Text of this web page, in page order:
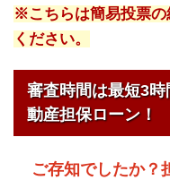
※こちらは簡易投票の
ください。
審査時間は最短3
動産担保ローン！
ご存知でしたか？